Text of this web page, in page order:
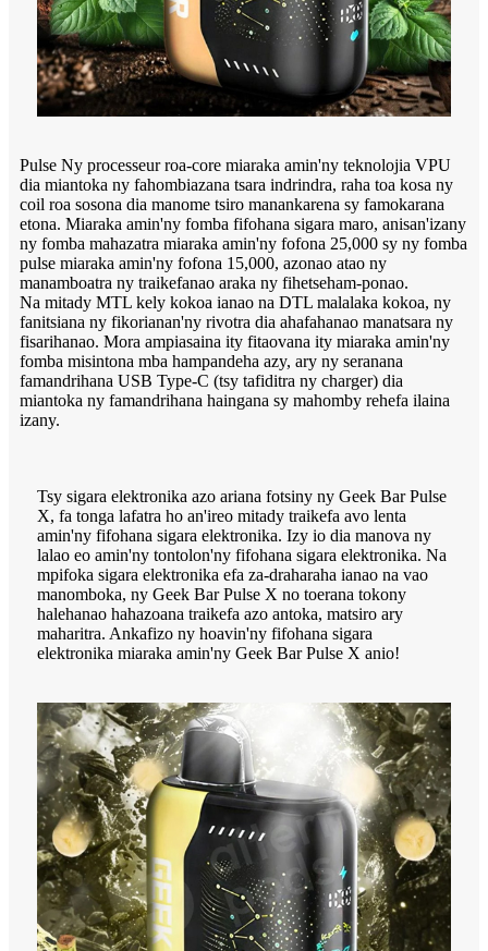
Pulse Ny processeur roa-core miaraka amin'ny teknolojia VPU
dia miantoka ny fahombiazana tsara indrindra, raha toa kosa ny
coil roa sosona dia manome tsiro manankarena sy famokarana
etona. Miaraka amin'ny fomba fifohana sigara maro, anisan'izany
ny fomba mahazatra miaraka amin'ny fofona 25,000 sy ny fomba
pulse miaraka amin'ny fofona 15,000, azonao atao ny
manamboatra ny traikefanao araka ny fihetseham-ponao.
Na mitady MTL kely kokoa ianao na DTL malalaka kokoa, ny
fanitsiana ny fikorianan'ny rivotra dia ahafahanao manatsara ny
fisarihanao. Mora ampiasaina ity fitaovana ity miaraka amin'ny
fomba misintona mba hampandeha azy, ary ny seranana
famandrihana USB Type-C (tsy tafiditra ny charger) dia
miantoka ny famandrihana haingana sy mahomby rehefa ilaina
izany.
Tsy sigara elektronika azo ariana fotsiny ny Geek Bar Pulse
X, fa tonga lafatra ho an'ireo mitady traikefa avo lenta
amin'ny fifohana sigara elektronika. Izy io dia manova ny
lalao eo amin'ny tontolon'ny fifohana sigara elektronika. Na
mpifoka sigara elektronika efa za-draharaha ianao na vao
manomboka, ny Geek Bar Pulse X no toerana tokony
halehanao hahazoana traikefa azo antoka, matsiro ary
maharitra. Ankafizo ny hoavin'ny fifohana sigara
elektronika miaraka amin'ny Geek Bar Pulse X anio!